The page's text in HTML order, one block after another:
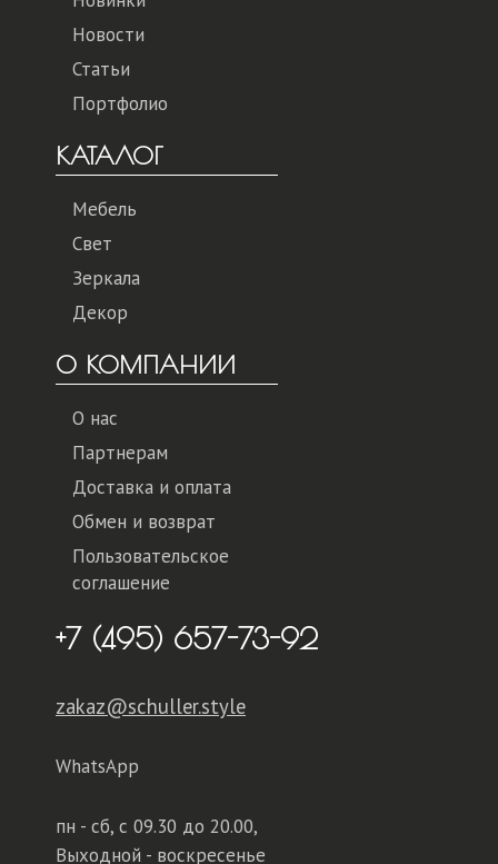
Новости
Статьи
Портфолио
КАТАЛОГ
Мебель
Свет
Зеркала
Декор
О КОМПАНИИ
О нас
Партнерам
Доставка и оплата
Обмен и возврат
Пользовательское
соглашение
+7 (495) 657-73-92
zakaz@schuller.style
WhatsApp
пн - сб, с 09.30 до 20.00,
Выходной - воскресенье